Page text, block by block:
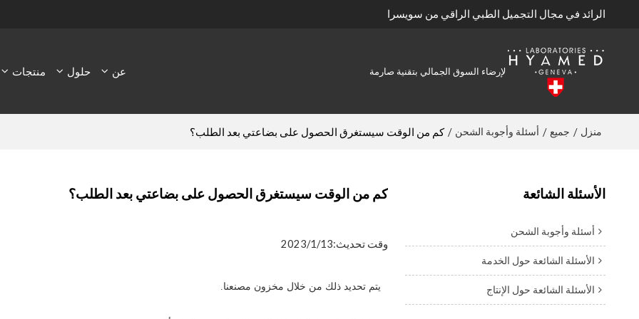
الرائد في مجال التجميل الطبي الراقي من سويسرا
لإرضاء السوق الجمالي بتقنية صارمة عن حلول منتجات
منزل / جميع / أسئلة وأجوبة الشحن / كم من الوقت سيستغرق الحصول على بضاعتي بعد الطلب؟
كم من الوقت سيستغرق الحصول على بضاعتي بعد الطلب؟
وقت تحديث:2023/1/13
يتم تحديد ذلك من خلال مخزون مصنعنا.
الأسئلة الشائعة
أسئلة وأجوبة الشحن
الأسئلة الشائعة حول الخدمة
الأسئلة الشائعة حول الإنتاج